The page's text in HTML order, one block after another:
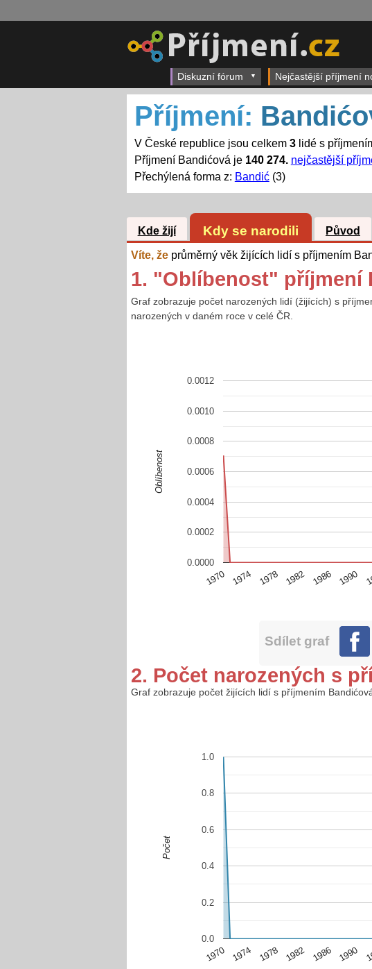
Diskuzní fórum Nejčastější příjmení
Příjmení:
V České republice jsou celkem 3lidé s
Příjmení Bandićová je 140 274. nejčastější
Přechýlená forma z: Bandić(3)
Kde žijí Kdy se narodili Původ
Víte, žeprůměrný věk žijících lidí s příjmením
1. "Oblíbenost" příjmení
Graf zobrazuje počet narozených lidí (žijících) s
narozených v daném roce v celé ČR.
1970 1974 1978 1982 1986 1990
0.0000
0.0002
0.0004
0.0006
0.0008
0.0010
0.0012
Oblíbenost
Sdílet graf
2. Počet narozených s
Graf zobrazuje počet žijících lidí s příjmením
1970 1974 1978 1982 1986 1990
0.0
0.2
0.4
0.6
0.8
1.0
Počet